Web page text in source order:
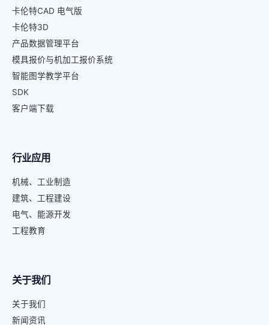
卡伦特CAD 电气版
卡伦特3D
产品数据管理平台
模具报价与机加工报价系统
智能图学教学平台
SDK
客户端下载
行业应用
机械、工业制造
建筑、工程建设
电气、能源开发
工程教育
关于我们
关于我们
新闻资讯